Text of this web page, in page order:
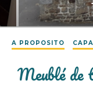
A PROPOSITO
Meublé de